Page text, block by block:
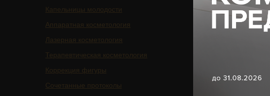
Капельницы молодости
Аппаратная косметология
Лазерная косметология
Терапевтическая косметология
Коррекция фигуры
Сочетанные протоколы
Услуги